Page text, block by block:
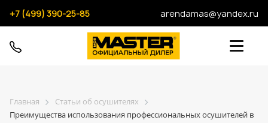
+7 (499) 390-25-85 arendamas@yandex.ru
Главная
Статьи об осушителях
Преимущества использования профессиональных осушителей в